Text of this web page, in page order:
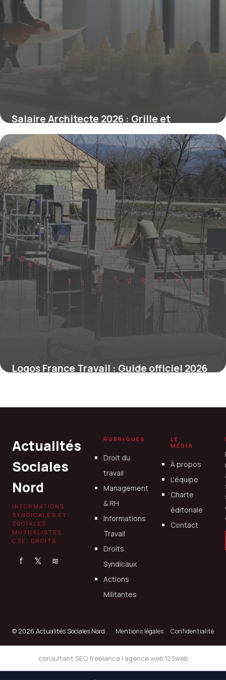
Salaire Architecte 2026 : Grille et
Évolutions
28 mars 2026
Logos France Travail : Guide officiel 2026
Actualités
Sociales
Nord
INFORMATIONS
SYNDICALES ET
SOCIALES ·
MUTUALISTES,
CSE, DROITS
f 𝕏 ≋
RUBRIQUES
Droit du
travail
Management
& RH
Informations
Travail
Droits
Syndicaux
Actions
Militantes
LE
MÉDIA
À propos
L'équipe
Charte
éditoriale
Contact
© 2026 Actualités Sociales Nord Mentions légales Confidentialité
consultant SEO freelance | agence web 123web